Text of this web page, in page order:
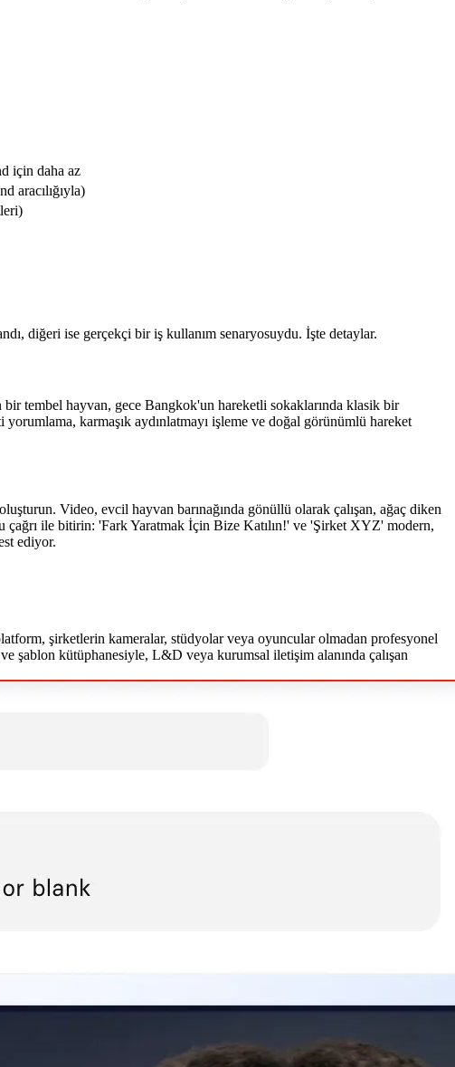
için daha az
aracılığıyla)
diğeri ise gerçekçi bir iş kullanım senaryosuydu. İşte detaylar.
tembel hayvan, gece Bangkok'un hareketli sokaklarında klasik bir
karmaşık aydınlatmayı işleme ve doğal görünümlü hareket
Video, evcil hayvan barınağında gönüllü olarak çalışan, ağaç diken
ile bitirin: 'Fark Yaratmak İçin Bize Katılın!' ve 'Şirket XYZ' modern,
ediyor.
şirketlerin kameralar, stüdyolar veya oyuncular olmadan profesyonel
şablon kütüphanesiyle, L&D veya kurumsal iletişim alanında çalışan